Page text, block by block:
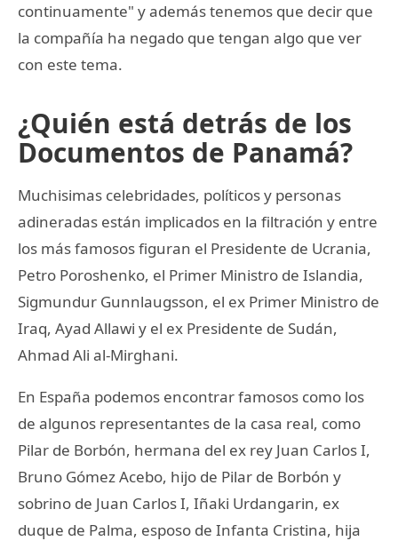
continuamente" y además tenemos que decir que
la compañía ha negado que tengan algo que ver
con este tema.
¿Quién está detrás de los
Documentos de Panamá?
Muchisimas celebridades, políticos y personas
adineradas están implicados en la filtración y entre
los más famosos figuran el Presidente de Ucrania,
Petro Poroshenko, el Primer Ministro de Islandia,
Sigmundur Gunnlaugsson, el ex Primer Ministro de
Iraq, Ayad Allawi y el ex Presidente de Sudán,
Ahmad Ali al-Mirghani.
En España podemos encontrar famosos como los
de algunos representantes de la casa real, como
Pilar de Borbón, hermana del ex rey Juan Carlos I,
Bruno Gómez Acebo, hijo de Pilar de Borbón y
sobrino de Juan Carlos I, Iñaki Urdangarin, ex
duque de Palma, esposo de Infanta Cristina, hija